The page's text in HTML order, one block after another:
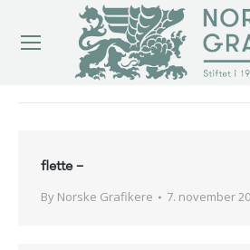
flette –
By Norske Grafikere 7. november